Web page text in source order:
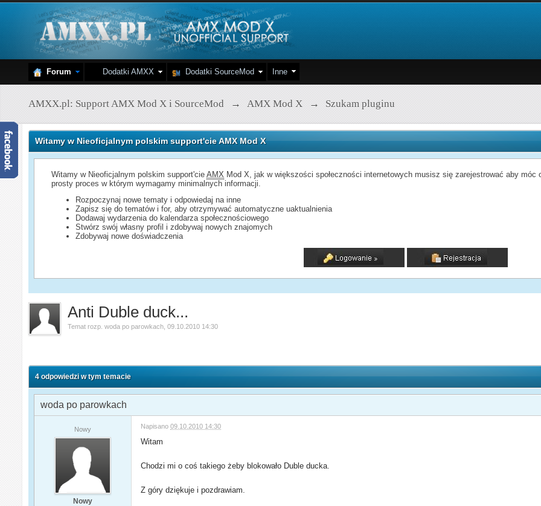
Forum Dodatki AMXX Dodatki SourceMod Inne
AMXX.pl: Support AMX Mod X i SourceMod → AMX Mod X → Szukam pluginu
Witamy w Nieoficjalnym polskim support'cie AMX Mod X
Witamy w Nieoficjalnym polskim support'cieAMX Mod X, jak w większości społeczności internetowych musisz się zarejestrować aby
prosty proces w którym wymagamy minimalnych informacji.
Rozpoczynaj nowe tematy i odpowiedaj na inne
Zapisz się do tematów i for, aby otrzymywać automatyczne uaktualnienia
Dodawaj wydarzenia do kalendarza społecznościowego
Stwórz swój własny profil i zdobywaj nowych znajomych
Zdobywaj nowe doświadczenia
Anti Duble duck...
Temat rozp.woda po parowkach ,09.10.2010 14:30
4 odpowiedzi w tym temacie
woda po parowkach
Nowy
Nowy
Napisano09.10.2010 14:30
Witam
Chodzi mi o coś takiego żeby blokowało Duble ducka.
Z góry dziękuje i pozdrawiam.